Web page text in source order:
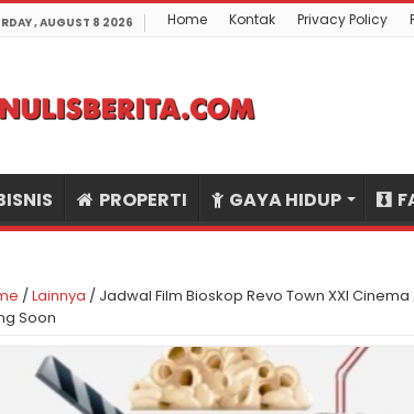
, AUGUST 8 2026 Home Kontak Privacy Policy
PROPERTI GAYA HIDUP
/Lainnya / Jadwal Film Bioskop Revo Town XXI
Soon